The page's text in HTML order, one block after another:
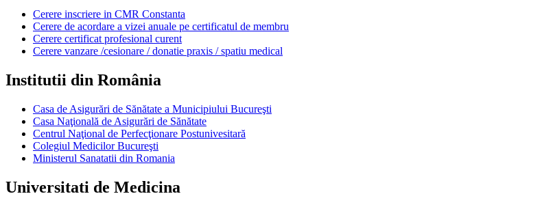
Cerere inscriere in CMR Constanta
Cerere de acordare a vizei anuale pe certificatul de membru
Cerere certificat profesional curent
Cerere vanzare /cesionare / donatie praxis / spatiu medical
Institutii din România
Casa de Asigurări de Sănătate a Municipiului Bucureşti
Casa Naţională de Asigurări de Sănătate
Centrul Naţional de Perfecţionare Postunivesitară
Colegiul Medicilor Bucureşti
Ministerul Sanatatii din Romania
Universitati de Medicina